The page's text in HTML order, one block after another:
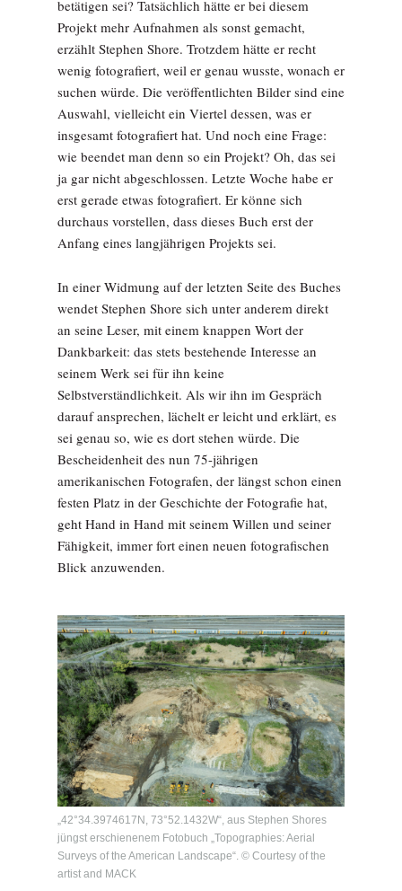
betätigen sei? Tatsächlich hätte er bei diesem
Projekt mehr Aufnahmen als sonst gemacht,
erzählt Stephen Shore. Trotzdem hätte er recht
wenig fotografiert, weil er genau wusste, wonach er
suchen würde. Die veröffentlichten Bilder sind eine
Auswahl, vielleicht ein Viertel dessen, was er
insgesamt fotografiert hat. Und noch eine Frage:
wie beendet man denn so ein Projekt? Oh, das sei
ja gar nicht abgeschlossen. Letzte Woche habe er
erst gerade etwas fotografiert. Er könne sich
durchaus vorstellen, dass dieses Buch erst der
Anfang eines langjährigen Projekts sei.
In einer Widmung auf der letzten Seite des Buches
wendet Stephen Shore sich unter anderem direkt
an seine Leser, mit einem knappen Wort der
Dankbarkeit: das stets bestehende Interesse an
seinem Werk sei für ihn keine
Selbstverständlichkeit. Als wir ihn im Gespräch
darauf ansprechen, lächelt er leicht und erklärt, es
sei genau so, wie es dort stehen würde. Die
Bescheidenheit des nun 75-jährigen
amerikanischen Fotografen, der längst schon einen
festen Platz in der Geschichte der Fotografie hat,
geht Hand in Hand mit seinem Willen und seiner
Fähigkeit, immer fort einen neuen fotografischen
Blick anzuwenden.
„42°34.3974617N, 73°52.1432W“, aus Stephen Shores
jüngst erschienenem Fotobuch „Topographies: Aerial
Surveys of the American Landscape“. © Courtesy of the
artist and MACK